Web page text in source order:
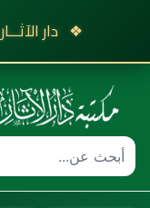
❖ دار